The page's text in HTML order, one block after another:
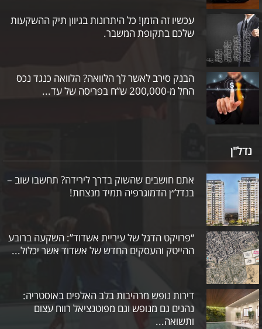
עכשיו זה הזמן! כל היתרונות בגיוון תיק ההשקעות
שלכם בתקופת המשבר.
הבנק סירב לאשר לך הלוואה? הלוואה כנגד נכס
החל מ-200,000 ש”ח בפריסה של עד...
נדל"ן
אתם חושבים שהשוק בדרך לירידה? תחשבו שוב –
בנדל״ן הדמוגרפיה תמיד מנצחת!
“פרויקט הדגל של עיריית אשדוד”: השקעה ברובע
ההייטק והעסקים החדש של אשדוד אשר יכלול...
דירות נופש מרהיבות בלב האלפים באוסטריה:
נהנים גם מנופש וגם מפוטנציאל רווח עצום
ותשואה...